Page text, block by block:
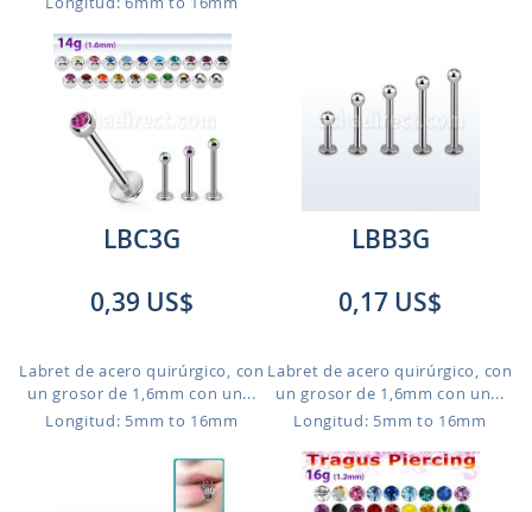
LBC3G
0,39 US$
Labret de acero quirúrgico, con
un grosor de 1,6mm con un...
Longitud: 5mm to 16mm
LBB3G
0,17 US$
Labret de acero quirúrgico, con
un grosor de 1,6mm con un...
Longitud: 5mm to 16mm